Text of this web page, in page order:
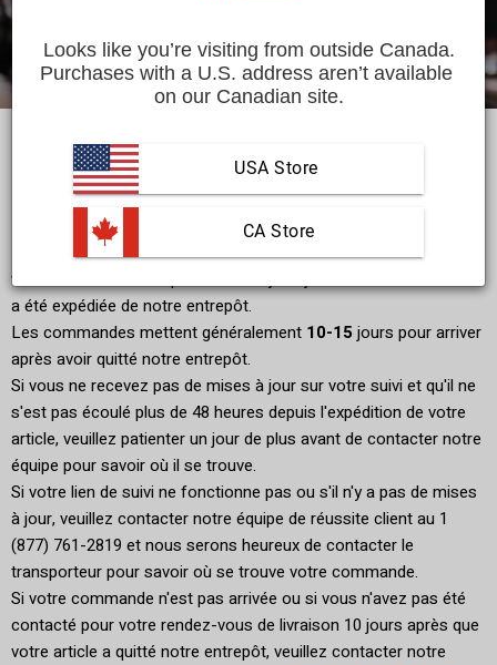
Suivi des commandes
Pour suivre votre commande, cliquez simplement sur le lien dans
votre e-mail ou SMS qui a été envoyé le jour où votre commande
a été expédiée de notre entrepôt.
Les commandes mettent généralement 10-15 jours pour arriver
après avoir quitté notre entrepôt.
Si vous ne recevez pas de mises à jour sur votre suivi et qu'il ne
s'est pas écoulé plus de 48 heures depuis l'expédition de votre
article, veuillez patienter un jour de plus avant de contacter notre
équipe pour savoir où il se trouve.
Si votre lien de suivi ne fonctionne pas ou s'il n'y a pas de mises
à jour, veuillez contacter notre équipe de réussite client au 1
(877) 761-2819 et nous serons heureux de contacter le
transporteur pour savoir où se trouve votre commande.
Si votre commande n'est pas arrivée ou si vous n'avez pas été
contacté pour votre rendez-vous de livraison 10 jours après que
votre article a quitté notre entrepôt, veuillez contacter notre
Looks like you’re visiting from outside Canada.
Purchases with a U.S. address aren’t available
on our Canadian site.
USA Store
CA Store